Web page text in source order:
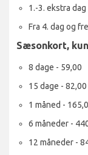
1.-3. ekstra dag
Fra 4. dag og
Sæsonkort,
8 dage - 59,00
15 dage - 82,00
1 måned -
6 måneder -
12 måneder -